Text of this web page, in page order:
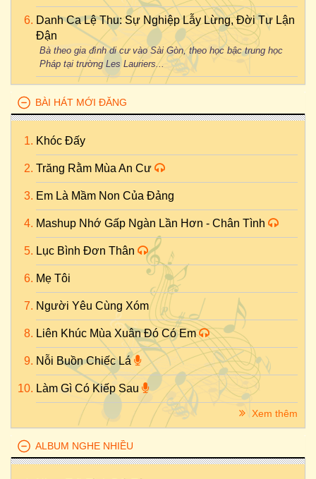
Danh Ca Lệ Thu: Sự Nghiệp Lẫy Lừng, Đời Tư Lận
Đận
Bà theo gia đình di cư vào Sài Gòn, theo học bậc trung học
Pháp tại trường Les Lauriers...
BÀI HÁT MỚI ĐĂNG
Khóc Đấy
Trăng Rằm Mùa An Cư
Em Là Mầm Non Của Đảng
Mashup Nhớ Gấp Ngàn Lần Hơn - Chân Tình
Lục Bình Đơn Thân
Mẹ Tôi
Người Yêu Cùng Xóm
Liên Khúc Mùa Xuân Đó Có Em
Nỗi Buồn Chiếc Lá
Làm Gì Có Kiếp Sau
Xem thêm
ALBUM NGHE NHIỀU